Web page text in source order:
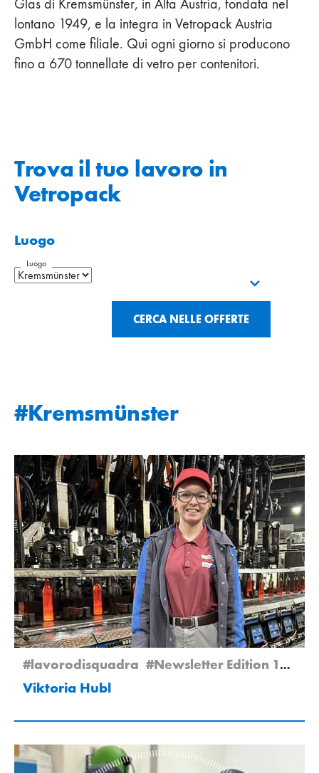
lontano 1949, e la integra in Vetropack Austria
GmbH come filiale. Qui ogni giorno si producono
fino a 670 tonnellate di vetro per contenitori.
Trova il tuo lavoro in
Vetropack
Luogo
Luogo
CERCA NELLE OFFERTE
#Kremsmünster
#lavorodisquadra #Newsletter Edition 1/2026
Viktoria Hubl